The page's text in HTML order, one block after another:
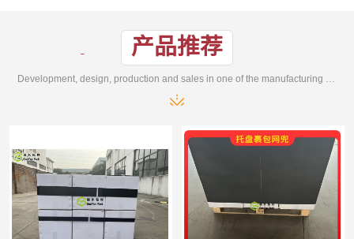
产品推荐
Development, design, production and sales in one of the manufacturing enterprises